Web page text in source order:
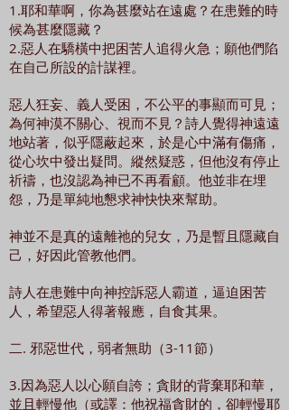
1.耶和華啊，你為甚麼站在遠處？在患難的時
候為甚麼隱藏？
2.惡人在驕橫中把困苦人追得火急；願他們陷
在自己所設的計謀裡。
惡人狂妄、義人受困，不公平的事顯而可見；
為何神漠不關心、視而不見？詩人覺得神遠遠
地站著，似乎隱蔽起來，於是心中滿有傷痛，
從心坎中發出疑問。縱然疑惑，但他沒有停止
祈禱，也沒認為神已不再看顧。他並非在埋
怨，乃是單純地懇求神快快來幫助。
神並不是真的遠離祂的兒女，乃是暫且隱藏自
己，好因此管教他們。
詩人在患難中向神控訴惡人霸道，逼迫困苦
人，希望惡人得著報應，自食其果。
二. 邪惡世代，弱者無助（3-11節）
3.因為惡人以心願自誇；貪財的背棄耶和華，
並且輕慢他（或譯：他祝福貪財的，卻輕慢耶